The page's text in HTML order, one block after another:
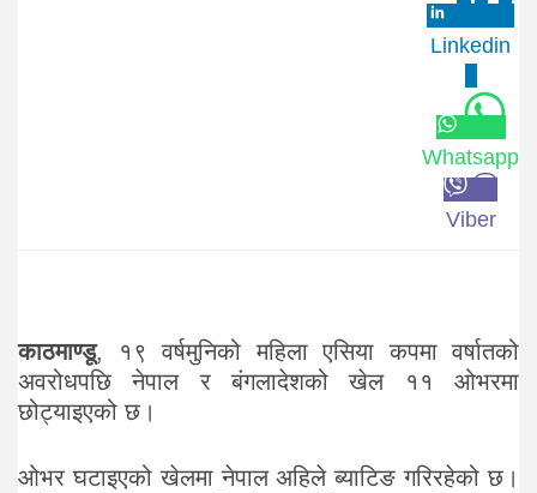
Linkedin
Whatsapp
Viber
काठमाण्डू, १९ वर्षमुनिको महिला एसिया कपमा वर्षातको
अवरोधपछि नेपाल र बंगलादेशको खेल ११ ओभरमा
छोट्याइएको छ।
ओभर घटाइएको खेलमा नेपाल अहिले ब्याटिङ गरिरहेको छ।